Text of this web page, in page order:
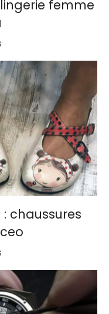
femme
chaussures